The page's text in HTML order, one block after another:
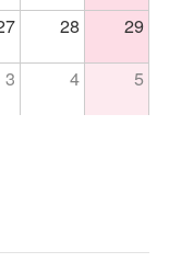
28
29
3 4 5